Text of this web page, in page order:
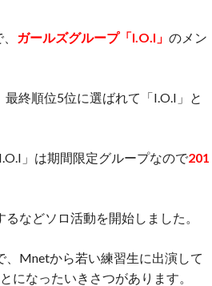
ガールズグループ「I.O.I」 のメン
終順位5位に選ばれて「I.O.I」と
」は期間限定グループなので201
などソロ活動を開始しました。
Mnetから若い練習生に出演して
になったいきさつがあります。